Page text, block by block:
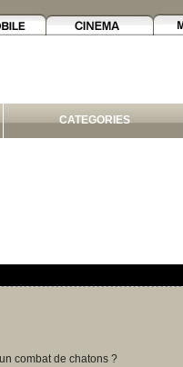
CATEGORIES
combat de chatons ?